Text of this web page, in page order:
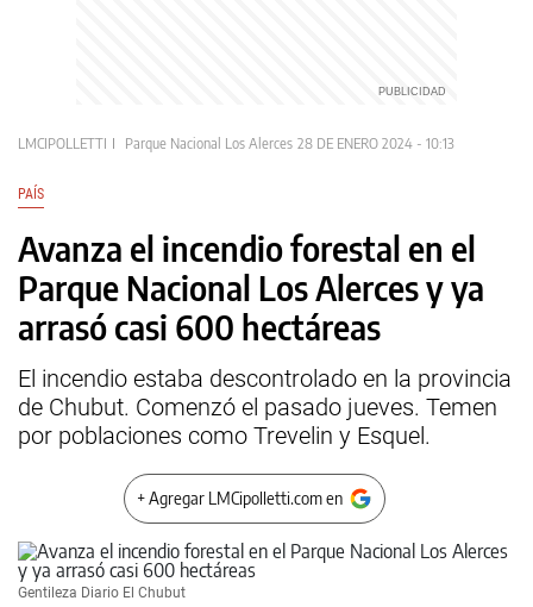
LMCIPOLLETTI Parque Nacional Los Alerces 28 DE ENERO 2024 - 10:13
PAÍS
Avanza el incendio forestal en el
Parque Nacional Los Alerces y ya
arrasó casi 600 hectáreas
El incendio estaba descontrolado en la provincia
de Chubut. Comenzó el pasado jueves. Temen
por poblaciones como Trevelin y Esquel.
+ Agregar LMCipolletti.com en
Gentileza Diario El Chubut